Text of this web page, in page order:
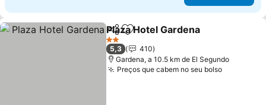
PartilharAdicionar aos favoritos
Plaza Hotel Gardena
2 Estrelas
5,3
410
Gardena, a 10.5 km de El Segundo
Preços que cabem no seu bolso